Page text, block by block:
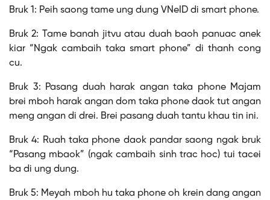
Bruk 1: Peih saong tame ung dung VNeID di smart phone.
Bruk 2: Tame banah jitvu atau duah baoh panuac anek
kiar “Ngak cambaih taka smart phone” di thanh cong
cu.
Bruk 3: Pasang duah harak angan taka phone Majam
brei mboh harak angan dom taka phone daok tut angan
meng angan di drei. Brei pasang duah tantu khau tin ini.
Bruk 4: Ruah taka phone daok pandar saong ngak bruk
“Pasang mbaok” (ngak cambaih sinh trac hoc) tui tacei
ba di ung dung.
Bruk 5: Meyah mboh hu taka phone oh krein dang angan